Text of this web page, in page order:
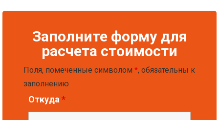
Заполните форму для
расчета стоимости
Поля, помеченные символом *, обязательны к
заполнению
Откуда *